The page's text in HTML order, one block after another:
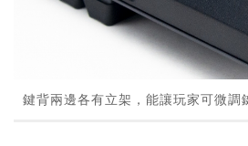
鍵背兩邊各有立架，能讓玩家可微調